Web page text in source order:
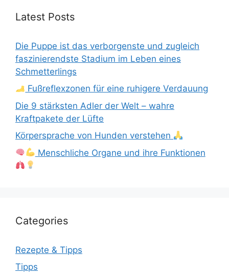
Latest Posts
Die Puppe ist das verborgenste und zugleich
faszinierendste Stadium im Leben eines
Schmetterlings
Fußreflexzonen für eine ruhigere Verdauung
Die 9 stärksten Adler der Welt – wahre
Kraftpakete der Lüfte
Körpersprache von Hunden verstehen
Menschliche Organe und ihre Funktionen
Categories
Rezepte & Tipps
Tipps